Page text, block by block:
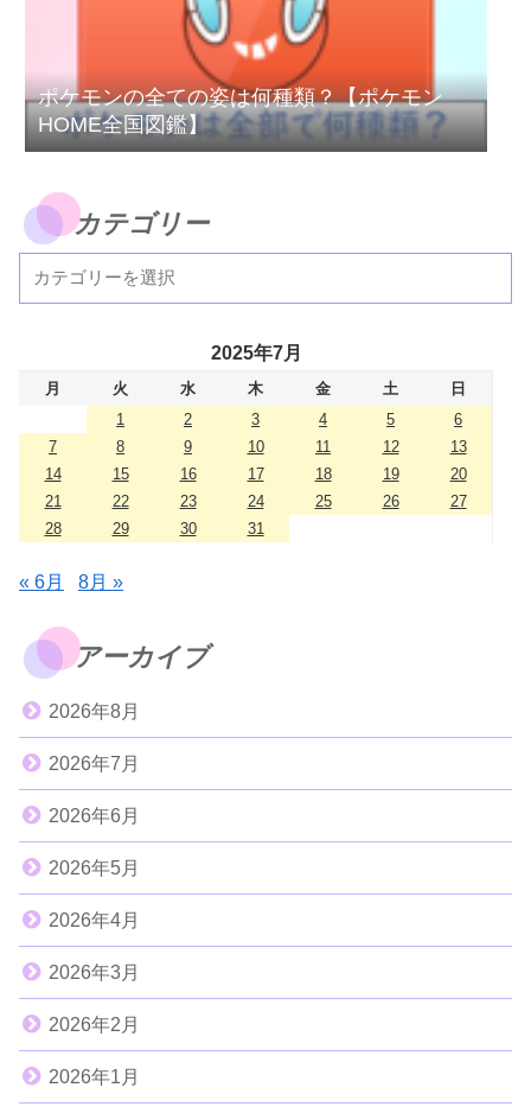
ポケモンの全ての姿は何種類？【ポケモン
HOME全国図鑑】
カテゴリー
2025年7月
月 火 水 木 金 土
日
1
2 3 4 5
6
7
8 9 10 11 12
13
14
15 16 17 18 19
20
21
22 23 24 25 26
27
28
29 30 31
« 6月 8月 »
アーカイブ
2026年8月
2026年7月
2026年6月
2026年5月
2026年4月
2026年3月
2026年2月
2026年1月